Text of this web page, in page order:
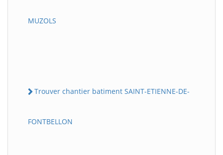
MUZOLS
Trouver chantier batiment SAINT-ETIENNE-DE-
FONTBELLON